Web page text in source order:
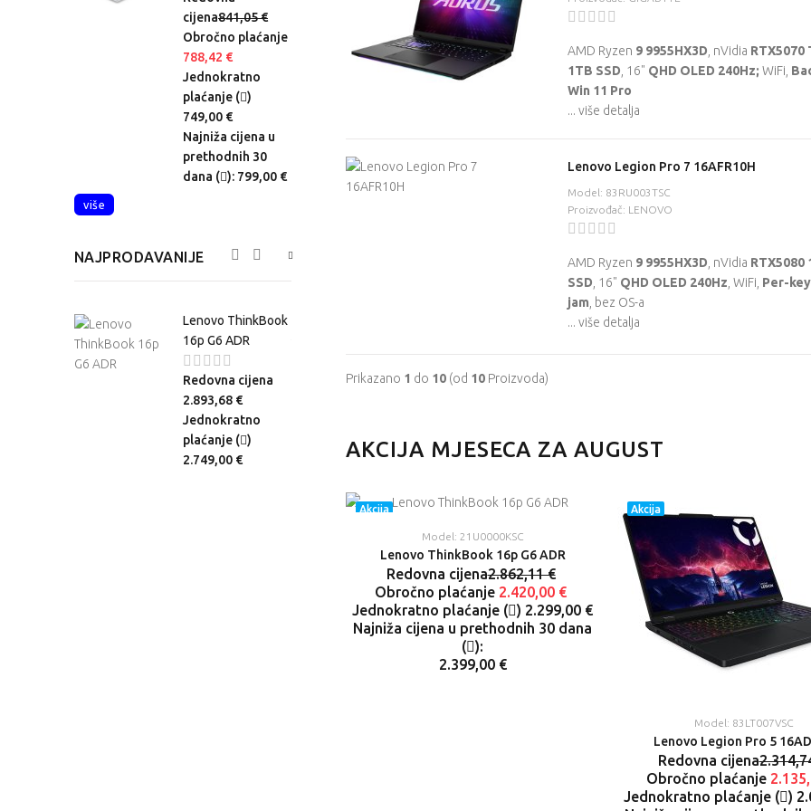
AMD Ryzen 9 9955HX3D , nVidia RTX5070
1TB SSD , 16" QHD OLED 240Hz; WiFi,
Win 11 Pro
... više detalja
Lenovo Legion Pro 7 16AFR10H
Model: 83RU003TSC
Proizvođač: LENOVO
AMD Ryzen 9 9955HX3D , nVidia RTX5080
SSD , 16" QHD OLED 240Hz , WiFi, Per-
jam , bez OS-a
... više detalja
Prikazano 1 do 10 (od 10 Proizvoda)
AKCIJA MJESECA ZA AUGUST
Akcija
Model: 21U0000KSC
Lenovo ThinkBook 16p G6 ADR
Redovna cijena2.862,11 €
Obročno plaćanje 2.420,00 €
Jednokratno plaćanje ( ) 2.299,00 €
Najniža cijena u prethodnih 30 dana
( ):
2.399,00 €
Akcija
Model: 83LT007VSC
Lenovo Legion Pro 5
Redovna cijena
Obročno plaćanje
Jednokratno plaćanje ( )
cijena841,05 €
Obročno plaćanje
788,42 €
Jednokratno
plaćanje ( )
749,00 €
Najniža cijena u
prethodnih 30
dana ( ): 799,00 €
cijena830,53 €
Obročno plaćanje
809,47 €
Jednokratno
Najniža cijena u
dana (
1.988,42 €
Jednokratno
plaćanje (
1.889,00 €
Najniža cijena u
dana (
1.949,00 €
više
NAJPRODAVANIJE
Lenovo ThinkBook
16p G6 ADR
Redovna cijena
2.893,68 €
Jednokratno
plaćanje ( )
2.749,00 €
Redovna
2.420,00 €
Jednokratno
2.299,00 €
prethodnih 30
dana (
):
2.399,00 €
Lenovo Legion Pro
plaćanje (
2.579,00 €